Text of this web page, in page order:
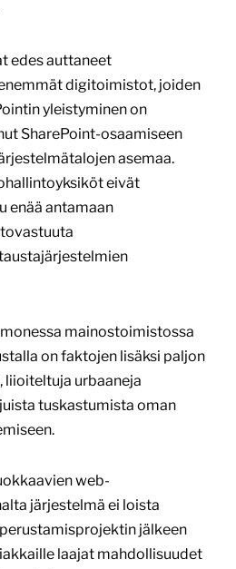
edes auttaneet
digitoimistot, joiden
yleistyminen on
SharePoint-osaamiseen
asemaa.
eivät
enää antamaan
mainostoimistossa
on faktojen lisäksi paljon
liioiteltuja urbaaneja
tuskastumista oman
web-
järjestelmä ei loista
jälkeen
laajat mahdollisuudet